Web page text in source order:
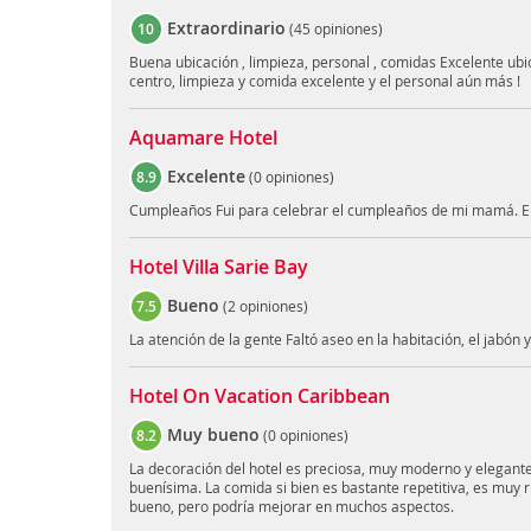
10 Extraordinario (45 opiniones)
Buena ubicación , limpieza, personal , comidas Excelente
centro, limpieza y comida excelente y el personal aún más !
Aquamare Hotel
8.9 Excelente(0 opiniones)
Cumpleaños Fui para celebrar el cumpleaños de mi mamá.
Hotel Villa Sarie Bay
7.5 Bueno (2 opiniones)
La atención de la gente Faltó aseo en la habitación, el jabón
Hotel On Vacation Caribbean
8.2 Muy bueno (0 opiniones)
La decoración del hotel es preciosa, muy moderno y
buenísima. La comida si bien es bastante repetitiva, es muy
bueno, pero podría mejorar en muchos aspectos.